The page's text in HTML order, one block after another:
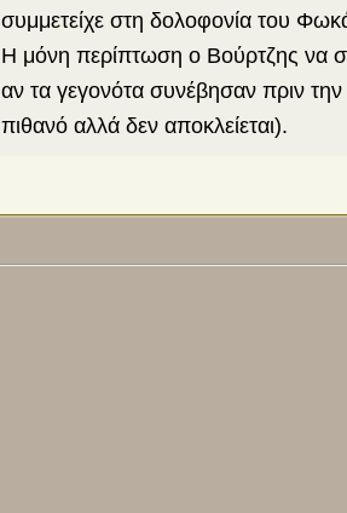
συμμετείχε στη δολοφονία του
Η μόνη περίπτωση ο Βούρτζης να
αν τα γεγονότα συνέβησαν πριν
πιθανό αλλά δεν αποκλείεται).